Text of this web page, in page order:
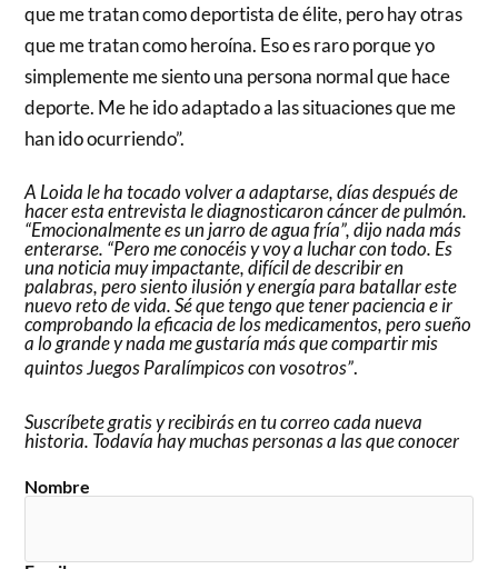
que me tratan como deportista de élite, pero hay otras
que me tratan como heroína. Eso es raro porque yo
simplemente me siento una persona normal que hace
deporte. Me he ido adaptado a las situaciones que me
han ido ocurriendo”.
A Loida le ha tocado volver a adaptarse, días después de
hacer esta entrevista le diagnosticaron cáncer de pulmón.
“Emocionalmente es un jarro de agua fría”, dijo nada más
enterarse. “Pero me conocéis y voy a luchar con todo. Es
una noticia muy impactante, difícil de describir en
palabras, pero siento ilusión y energía para batallar este
nuevo reto de vida. Sé que tengo que tener paciencia e ir
comprobando la eficacia de los medicamentos, pero sueño
a lo grande y nada me gustaría más que compartir mis
quintos Juegos Paralímpicos con vosotros”.
Suscríbete gratis y recibirás en tu correo cada nueva
historia. Todavía hay muchas personas a las que conocer
Nombre